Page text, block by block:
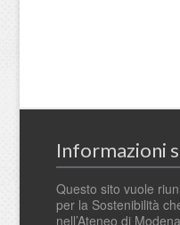
Informazioni
Questo sito vuole
per la Sostenibilità
nell’Ateneo di